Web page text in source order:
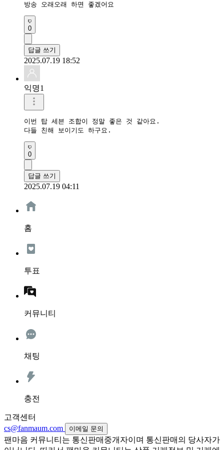
방송 오래오래 하면 좋겠어요
0
답글 쓰기
2025.07.19 18:52
익명1
이번 탑 세븐 조합이 정말 좋은 것 같아요.
다들 친해 보이기도 하구요.
0
답글 쓰기
2025.07.19 04:11
홈
투표
커뮤니티
채팅
충전
고객센터
cs@fanmaum.com
이메일 문의
팬마음 커뮤니티는 통신판매중개자이며 통신판매의 당사자가